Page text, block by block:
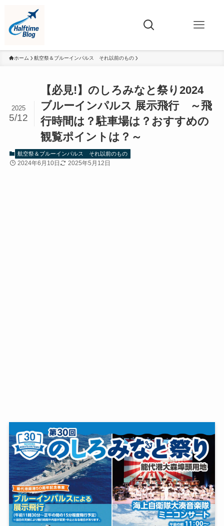
ホーム 航空祭＆ブルーインパルス それ以前のもの
【必見!】のしろみなと祭り2024
ブルーインパルス 展示飛行 ～飛
行時間は？駐車場は？おすすめの
観覧ポイントは？～
2025
5/12
航空祭＆ブルーインパルス それ以前のもの
2024年6月10日 2025年5月12日